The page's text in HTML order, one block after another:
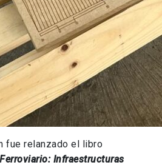
fue relanzado el libro
Infraestructuras